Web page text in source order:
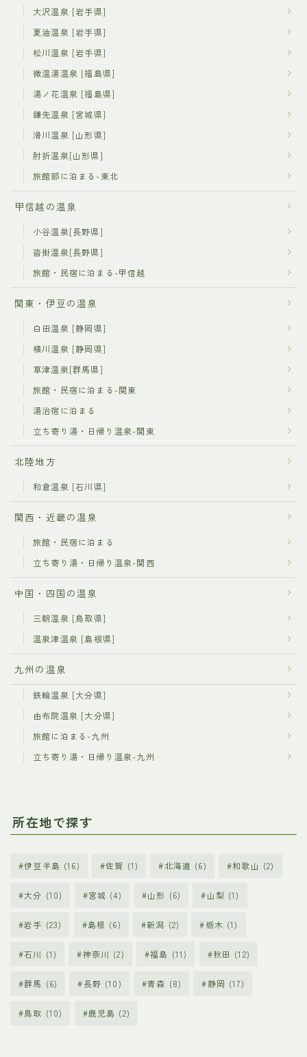
大沢温泉 [岩手県]
夏油温泉 [岩手県]
松川温泉 [岩手県]
微温湯温泉 [福島県]
湯ノ花温泉 [福島県]
鎌先温泉 [宮城県]
滑川温泉 [山形県]
肘折温泉[山形県]
旅館部に泊まる-東北
甲信越の温泉
小谷温泉[長野県]
沓掛温泉[長野県]
旅館・民宿に泊まる-甲信越
関東・伊豆の温泉
白田温泉 [静岡県]
横川温泉 [静岡県]
草津温泉[群馬県]
旅館・民宿に泊まる-関東
湯治宿に泊まる
立ち寄り湯・日帰り温泉-関東
北陸地方
和倉温泉 [石川県]
関西・近畿の温泉
旅館・民宿に泊まる
立ち寄り湯・日帰り温泉-関西
中国・四国の温泉
三朝温泉 [鳥取県]
温泉津温泉 [島根県]
九州の温泉
鉄輪温泉 [大分県]
由布院温泉 [大分県]
旅館に泊まる-九州
立ち寄り湯・日帰り温泉-九州
所在地で探す
伊豆半島 (16) 佐賀 (1) 北海道 (6) 和歌山 (2)
大分 (10) 宮城 (4) 山形 (6) 山梨 (1)
岩手 (23) 島根 (6) 新潟 (2) 栃木 (1)
石川 (1) 神奈川 (2) 福島 (11) 秋田 (12)
群馬 (6) 長野 (10) 青森 (8) 静岡 (17)
鳥取 (10) 鹿児島 (2)